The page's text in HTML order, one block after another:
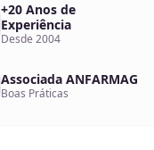
+20 Anos de
Experiência
Desde 2004
Associada ANFARMAG
Boas Práticas